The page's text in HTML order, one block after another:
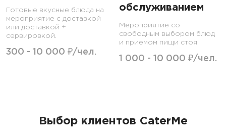
Готовые вкусные блюда на
мероприятие с доставкой
или доставкой +
сервировкой.
300 - 10 000 ₽/чел.
обслуживанием
Мероприятие со
свободным выбором блюд
и приемом пищи стоя.
1 000 - 10 000 ₽/чел.
Выбор клиентов CaterMe